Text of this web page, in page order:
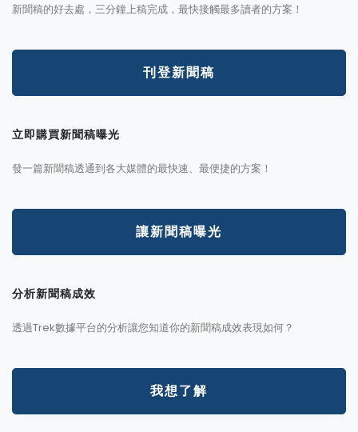
新聞稿的好去處，三分鐘上稿完成，最快接觸最多讀者的方案！
刊登新聞稿
立即購買新聞稿曝光
發一篇新聞稿透通到各大媒體的最快速、最便捷的方案！
讓新聞稿曝光
分析新聞稿成效
透過Trek數據平台的分析讓您知道你的新聞稿成效表現如何？
我想了解